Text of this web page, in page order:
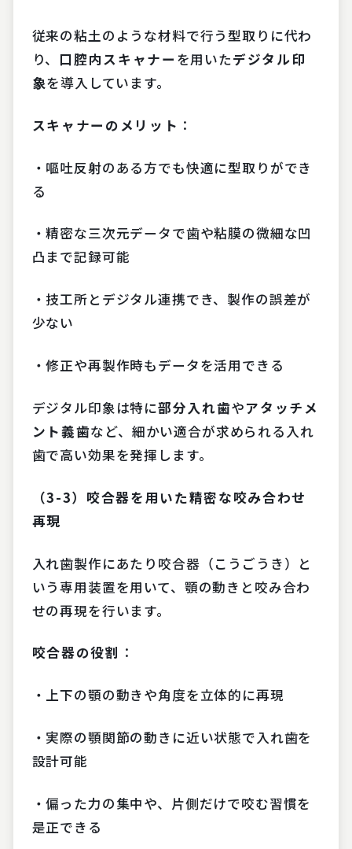
従来の粘土のような材料で行う型取りに代わ
り、 口腔内スキャナー を用いたデジタル印
象を導入しています。
スキャナーのメリット ：
・嘔吐反射のある方でも快適に型取りができ
る
・精密な三次元データで歯や粘膜の微細な凹
凸まで記録可能
・技工所とデジタル連携でき、製作の誤差が
少ない
・修正や再製作時もデータを活用できる
デジタル印象は特に部分入れ歯やアタッチメ
ント義歯など、細かい適合が求められる入れ
歯で高い効果を発揮します。
（3-3）咬合器を用いた精密な咬み合わせ
再現
入れ歯製作にあたり咬合器（こうごうき）と
いう専用装置を用いて、顎の動きと咬み合わ
せの再現を行います。
咬合器の役割 ：
・上下の顎の動きや角度を立体的に再現
・実際の顎関節の動きに近い状態で入れ歯を
設計可能
・偏った力の集中や、片側だけで咬む習慣を
是正できる